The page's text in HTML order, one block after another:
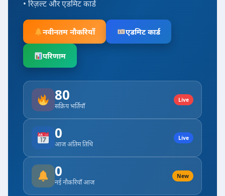
• रिज़ल्ट और एडमिट कार्ड
नवीनतम नौकरियाँ एडमिट कार्ड
परिणाम
80
सक्रिय भर्तियाँ
Live
0
आज अंतिम तिथि
Live
0
नई नौकरियाँ आज
New